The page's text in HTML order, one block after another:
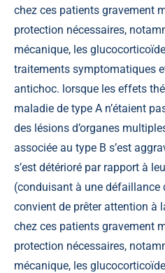
chez ces patients gravement
protection nécessaires,
mécanique, les
traitements symptomatiques
antichoc. lorsque les effets
maladie de type A n’étaient
des lésions d’organes
associée au type B s’est
s’est détérioré par rapport à
(conduisant à une défaillance
convient de prêter attention à
chez ces patients gravement
protection nécessaires,
mécanique, les